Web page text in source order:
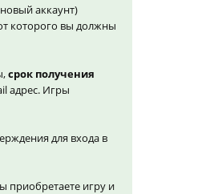
аккаунт)
которого вы должны
срок получения
адрес. Игры
для входа в
приобретаете игру и